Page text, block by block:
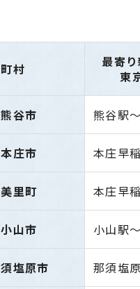
村
最寄
東
谷市 熊谷駅
庄市 本庄早
里町 本庄早
山市 小山駅
塩原市 那須塩